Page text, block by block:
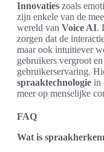
Innovaties zoals
zijn enkele van de
wereld van Voice AI.
zorgen dat de
maar ook intuitiever
gebruikers vergroot
gebruikerservaring.
spraaktechnologie in
meer op menselijke
FAQ
Wat is